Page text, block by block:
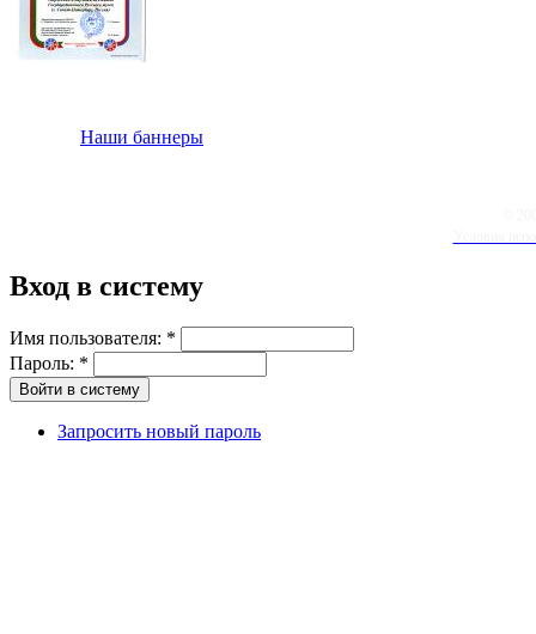
Наши баннеры
Вход в систему
Имя пользователя: *
Пароль: *
Запросить новый пароль